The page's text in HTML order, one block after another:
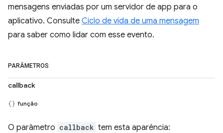
mensagens enviadas por um servidor de app para o
aplicativo. Consulte Ciclo de vida de uma mensagem
para saber como lidar com esse evento.
PARÂMETROS
callback
função
O parâmetro callback tem esta aparência: